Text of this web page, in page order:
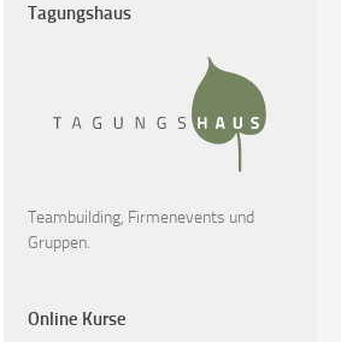
Tagungshaus
Teambuilding, Firmenevents und
Gruppen.
Online Kurse